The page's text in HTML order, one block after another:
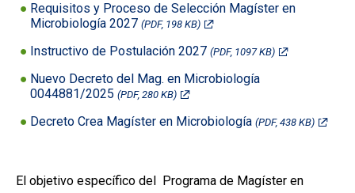
Requisitos y Proceso de Selección Magíster en
Microbiología 2027 (PDF, 198 KB)
Instructivo de Postulación 2027 (PDF, 1097 KB)
Nuevo Decreto del Mag. en Microbiología
0044881/2025 (PDF, 280 KB)
Decreto Crea Magíster en Microbiología (PDF, 438 KB)
El objetivo específico del Programa de Magíster en